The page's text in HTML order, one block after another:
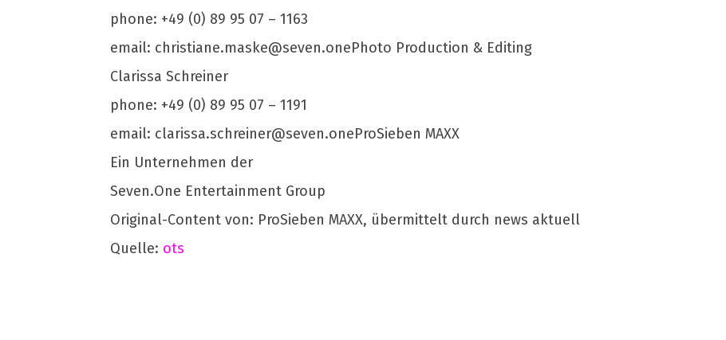
phone: +49 (0) 89 95 07 – 1163
email: christiane.maske@seven.onePhoto Production & Editing
Clarissa Schreiner
phone: +49 (0) 89 95 07 – 1191
email: clarissa.schreiner@seven.oneProSieben MAXX
Ein Unternehmen der
Seven.One Entertainment Group
Original-Content von: ProSieben MAXX, übermittelt durch news aktuell
Quelle: ots